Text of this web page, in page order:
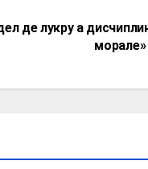
де лукру а
морале»